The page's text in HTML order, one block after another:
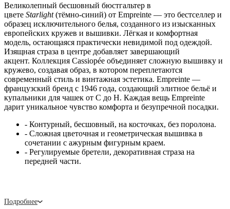
Великолепный бесшовный бюстгальтер в
цвете Starlight(тёмно-синий) от Empreinte — это бестселлер и
образец исключительного белья, созданного из изысканных
европейских кружев и вышивки. Лёгкая и комфортная
модель, остающаяся практически невидимой под одеждой.
Изящная страза в центре добавляет завершающий
акцент. Коллекция Cassiopée объединяет сложную вышивку и
кружево, создавая образ, в котором переплетаются
современный стиль и винтажная эстетика. Empreinte —
французский бренд с 1946 года, создающий элитное бельё и
купальники для чашек от C до H. Каждая вещь Empreinte
дарит уникальное чувство комфорта и безупречной посадки.
- Контурный, бесшовный, на косточках, без поролона.
- Сложная цветочная и геометрическая вышивка в
сочетании с ажурным фигурным краем.
- Регулируемые бретели, декоративная страза на
передней части.
Подробнее